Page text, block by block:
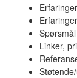
Linker,